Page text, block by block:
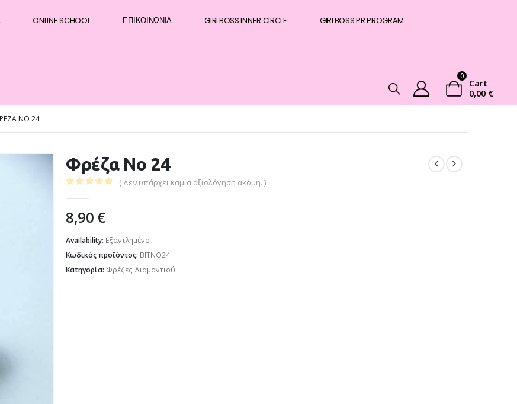
ONLINE SCHOOL ΕΠΙΚΟΙΝΩΝΊΑ GIRLBOSS INNER CIRCLE GIRLBOSS PR PROGRAM
0
Cart
0,00 €
ΝΟ 24
Φρέζα Νο 24
( Δεν υπάρχει καμία αξιολόγηση ακόμη. )
8,90 €
Availability: Εξαντλημένο
Κωδικός προϊόντος: BITNO24
Κατηγορία: Φρέζες Διαμαντιού